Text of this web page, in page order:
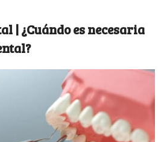
| ¿Cuándo es necesaria